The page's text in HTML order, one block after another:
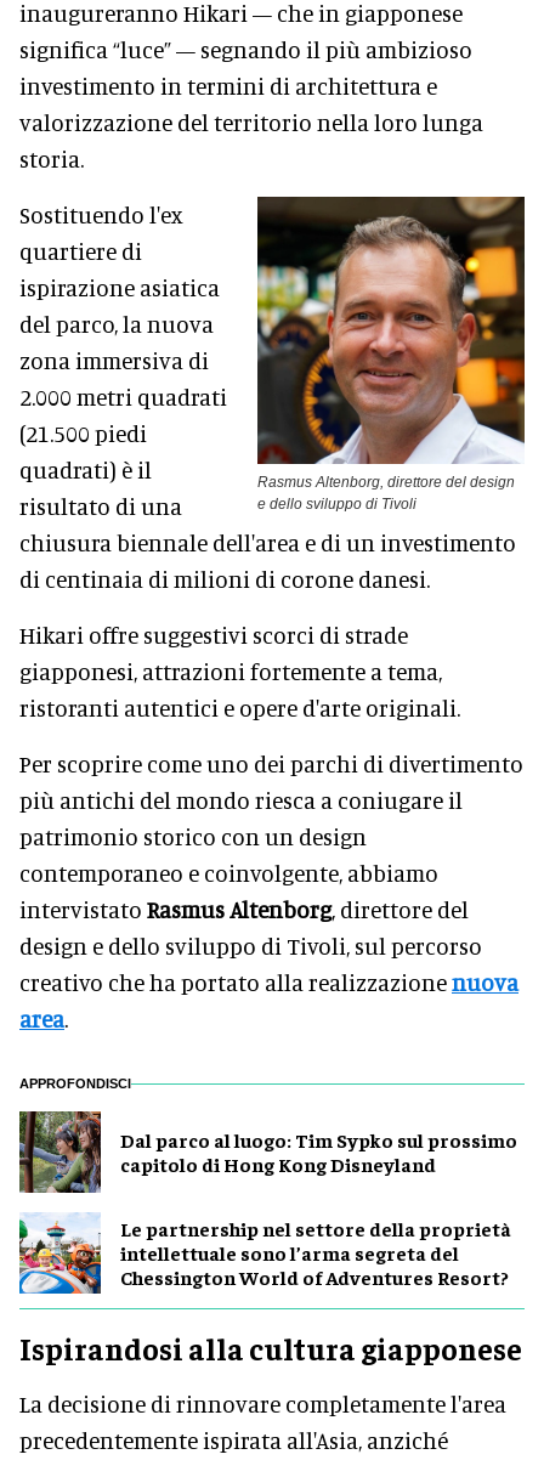
inaugureranno Hikari — che in giapponese
significa “luce” — segnando il più ambizioso
investimento in termini di architettura e
valorizzazione del territorio nella loro lunga
storia.
Rasmus Altenborg, direttore del design
e dello sviluppo di Tivoli
Sostituendo l'ex
quartiere di
ispirazione asiatica
del parco, la nuova
zona immersiva di
2.000 metri quadrati
(21.500 piedi
quadrati) è il
risultato di una
chiusura biennale dell'area e di un investimento
di centinaia di milioni di corone danesi.
Hikari offre suggestivi scorci di strade
giapponesi, attrazioni fortemente a tema,
ristoranti autentici e opere d'arte originali.
Per scoprire come uno dei parchi di divertimento
più antichi del mondo riesca a coniugare il
patrimonio storico con un design
contemporaneo e coinvolgente, abbiamo
intervistato Rasmus Altenborg, direttore del
design e dello sviluppo di Tivoli, sul percorso
creativo che ha portato alla realizzazionenuova
area.
APPROFONDISCI
Dal parco al luogo: Tim Sypko sul prossimo
capitolo di Hong Kong Disneyland
Le partnership nel settore della proprietà
intellettuale sono l’arma segreta del
Chessington World of Adventures Resort?
Ispirandosi alla cultura giapponese
La decisione di rinnovare completamente l'area
precedentemente ispirata all'Asia, anziché